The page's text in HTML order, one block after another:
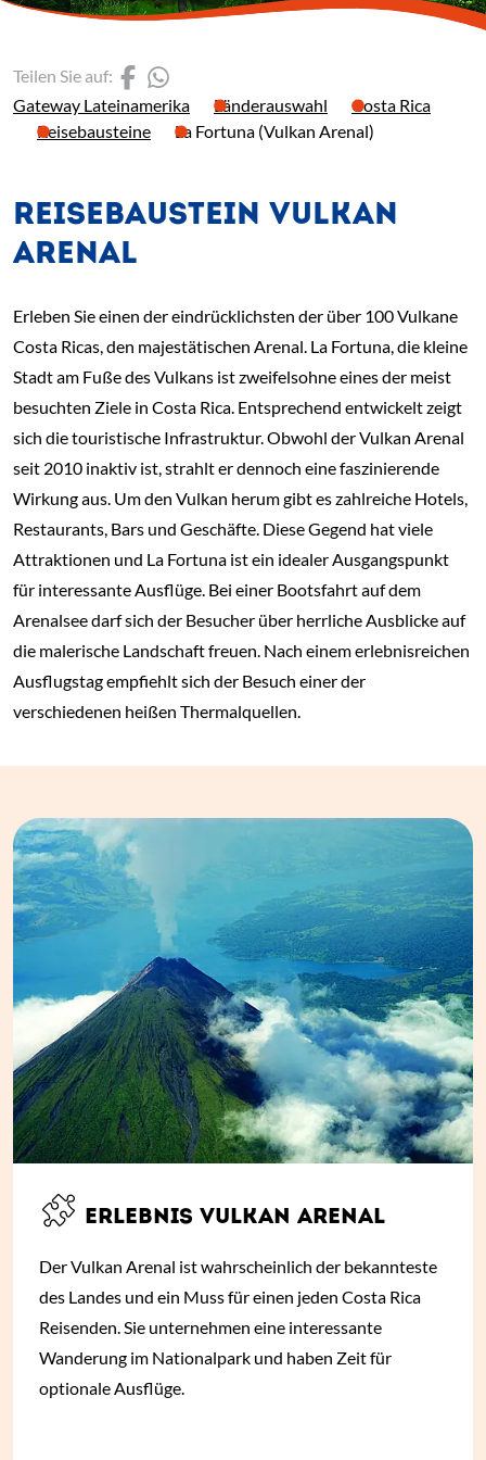
Gateway Lateinamerika Länderauswahl
Costa Rica
Reisebausteine
La Fortuna (Vulkan Arenal)
Teilen Sie auf: (Link öffnet einen neuen
REISEBAUSTEIN VULKAN
ARENAL
Erleben Sie einen der eindrücklichsten der über 100 Vulkane
Costa Ricas, den majestätischen Arenal. La Fortuna, die kleine
Stadt am Fuße des Vulkans ist zweifelsohne eines der meist
besuchten Ziele in Costa Rica. Entsprechend entwickelt zeigt
sich die touristische Infrastruktur. Obwohl der Vulkan Arenal
seit 2010 inaktiv ist, strahlt er dennoch eine faszinierende
Wirkung aus. Um den Vulkan herum gibt es zahlreiche Hotels,
Restaurants, Bars und Geschäfte. Diese Gegend hat viele
Attraktionen und La Fortuna ist ein idealer Ausgangspunkt
für interessante Ausflüge. Bei einer Bootsfahrt auf dem
Arenalsee darf sich der Besucher über herrliche Ausblicke auf
die malerische Landschaft freuen. Nach einem erlebnisreichen
Ausflugstag empfiehlt sich der Besuch einer der
verschiedenen heißen Thermalquellen.
ERLEBNIS VULKAN ARENAL
Der Vulkan Arenal ist wahrscheinlich der bekannteste
des Landes und ein Muss für einen jeden Costa Rica
Reisenden. Sie unternehmen eine interessante
Wanderung im Nationalpark und haben Zeit für
optionale Ausflüge.